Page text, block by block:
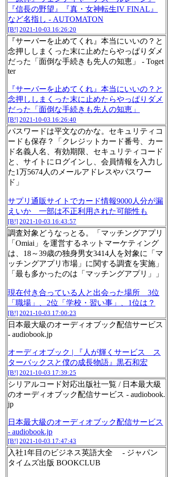
『信長の野望』『真・女神転生IV FINAL』
など名指し - AUTOMATON
[B!] 2021-10-03 16:26:20
『サーバーを止めてくれ』本当にいいの？と
念押ししまくった末に止めたらやっぱりダメ
だった「面倒な手続きも先人の知恵」 - Toget
ter
『サーバーを止めてくれ』本当にいいの？と
念押ししまくった末に止めたらやっぱりダメ
だった「面倒な手続きも先人の知恵」
[B!] 2021-10-03 16:26:40
パスワードは平文なのかな。セキュリティコ
ードも保存？「クレジットカード番号、カー
ド名義人名、有効期限、セキュリティコード
と、サイトにログインし、会員情報を入力し
た1万5674人のメールアドレスやパスワー
ド」
サプリ通販サイトでカード情報9000人分が漏
えいか 一部は不正利用された可能性も
[B!] 2021-10-03 16:43:57
調査対象どうなっとる。「マッチングアプリ
「Omiai」を運営するネットマーケティング
は、18～39歳の独身男女3414人を対象に「マ
ッチングアプリ市場」に関する調査を実施」
「最も多かったのは「マッチングアプリ」」
現在付き合っている人と出会った場所 3位
「職場」、2位「学校・習い事」、1位は？
[B!] 2021-10-03 17:00:23
日本最大級のオーディオブック配信サービス
- audiobook.jp
オーディオブック | 『人が輝くサービス ス
ターバックスと僕の成長物語』黒石和宏
[B!] 2021-10-03 17:39:25
シリアルコード対応出版社一覧 / 日本最大級
のオーディオブック配信サービス - audiobook.
jp
日本最大級のオーディオブック配信サービス
- audiobook.jp
[B!] 2021-10-03 17:47:43
入社1年目のビジネス英語大全 - ジャパン
タイムズ出版 BOOKCLUB